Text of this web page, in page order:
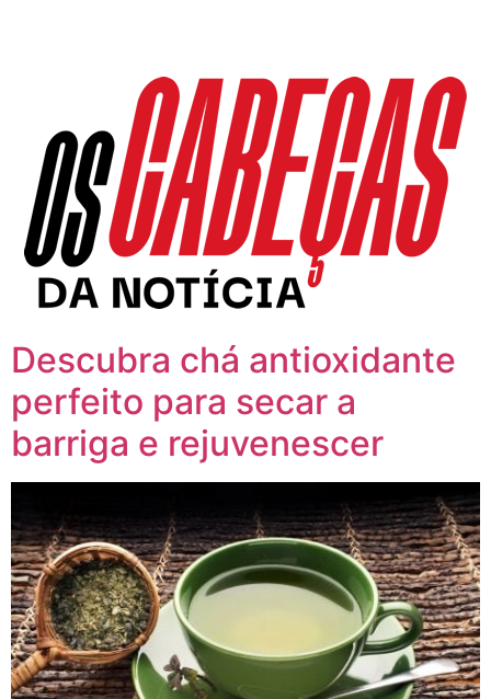
Descubra chá antioxidante
perfeito para secar a
barriga e rejuvenescer